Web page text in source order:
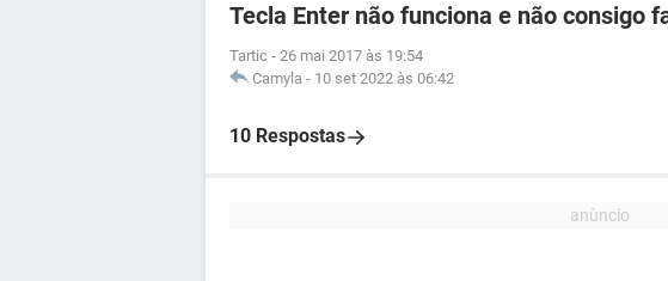
Tecla Enter não funciona e não consigo
Tartic - 26 mai 2017 às 19:54
Camyla - 10 set 2022 às 06:42
10 Respostas